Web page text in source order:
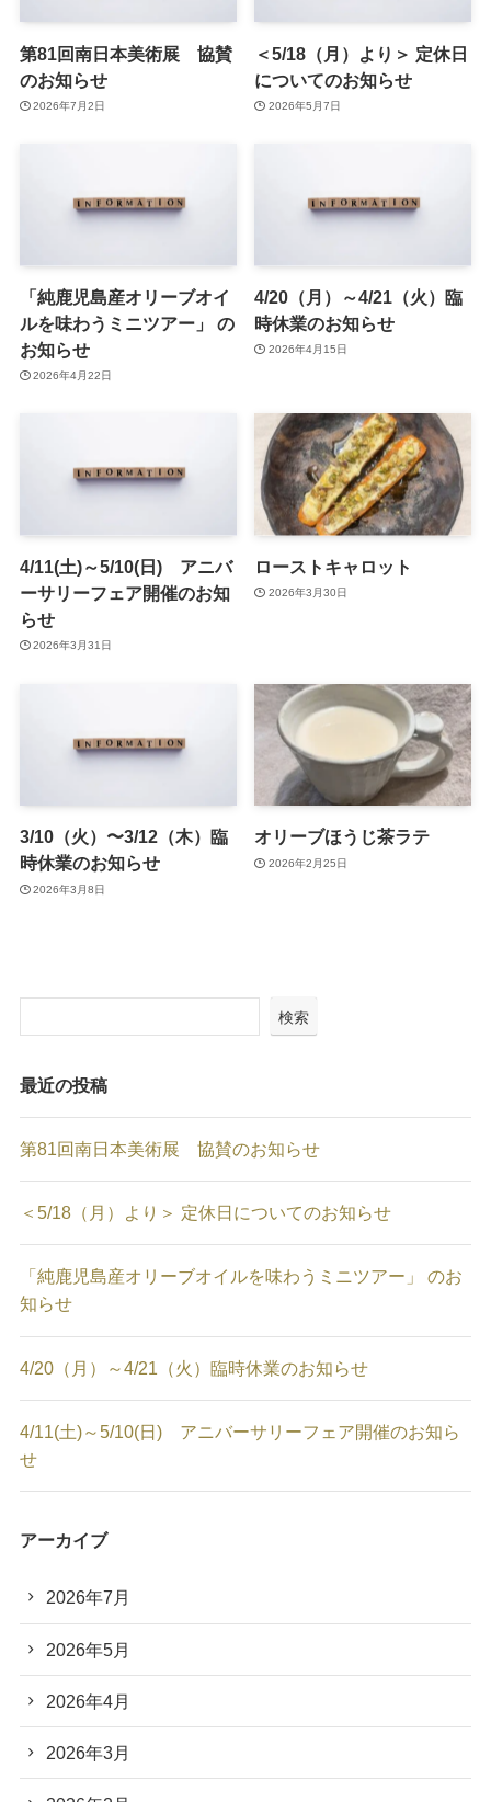
第81回南日本美術展 協賛
のお知らせ
2026年7月2日
＜5/18（月）より＞ 定休日
についてのお知らせ
2026年5月7日
「純鹿児島産オリーブオイ
ルを味わうミニツアー」 の
お知らせ
2026年4月22日
4/20（月）～4/21（火）臨
時休業のお知らせ
2026年4月15日
4/11(土)～5/10(日) アニバ
ーサリーフェア開催のお知
らせ
2026年3月31日
ローストキャロット
2026年3月30日
3/10（火）〜3/12（木）臨
時休業のお知らせ
2026年3月8日
オリーブほうじ茶ラテ
2026年2月25日
検索
最近の投稿
第81回南日本美術展 協賛のお知らせ
＜5/18（月）より＞ 定休日についてのお知らせ
「純鹿児島産オリーブオイルを味わうミニツアー」 のお
知らせ
4/20（月）～4/21（火）臨時休業のお知らせ
4/11(土)～5/10(日) アニバーサリーフェア開催のお知ら
せ
アーカイブ
2026年7月
2026年5月
2026年4月
2026年3月